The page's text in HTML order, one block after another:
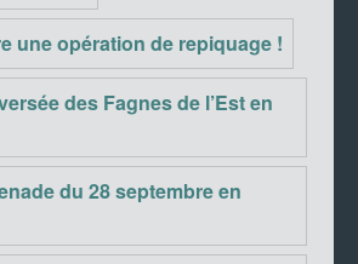
une opération de repiquage !
des Fagnes de l’Est en
du 28 septembre en